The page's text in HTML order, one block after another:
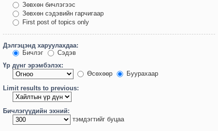
Зөвхөн бичлэгээс
Зөвхөн сэдэвийн гарчигаар
First post of topics only
Дэлгэцэнд харуулахдаа:
Бичлэг
Сэдэв
Үр дүнг эрэмбэлэх:
Өсөхөөр
Буурахаар
Limit results to previous:
Бичлэгүүдийн эхний:
тэмдэгтийг буцаа